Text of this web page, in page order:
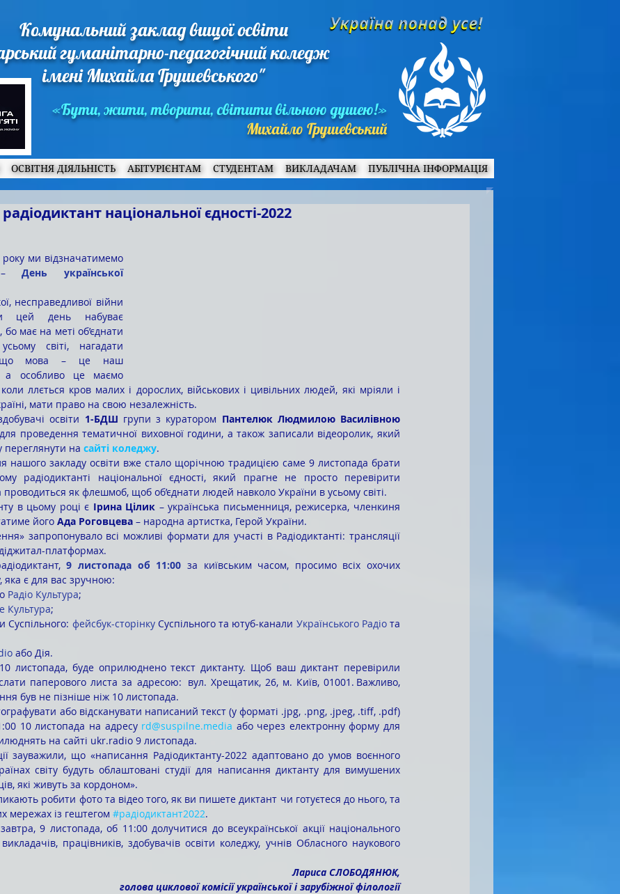
Комунальний заклад вищої освіти
гуманітарно-педагогічний коледж
імені Михайла Грушевського"
«Бути, жити, творити, світити вільною душею!»
Михайло Грушевський
ОСВІТНЯ ДІЯЛЬНІСТЬ АБІТУРІЄНТАМ СТУДЕНТАМ ВИКЛАДАЧАМ ПУБЛІЧНА ІНФОРМАЦІЯ
національної єдності-2022
– День української
цей день набуває
має на меті об’єднати
світі, нагадати
що мова – це наш
а особливо це маємо
ллється кров малих і дорослих, військових і цивільних людей, які мріяли і
мати право на свою незалежність.
освіти
1-БДШ групи з куратором Пантелюк Людмилою Василівною
проведення тематичної виховної години, а також записали відеоролик, який
переглянути на сайті коледжу.
радіодиктанті національної єдності, який прагне не просто перевірити
проводиться як флешмоб, щоб об’єднати людей навколо України в усьому світі.
в цьому році є Ірина Цілик – українська письменниця, режисерка, членкиня
його Ада Роговцева – народна артистка, Герой України.
платформах.
9 листопада об 11:00 за київським часом, просимо всіх охочих
яка є для вас зручною:
Радіо Культура;
Культура;
Суспільного: фейсбук-сторінку Суспільного та ютуб-канали Українського Радіо
або Дія.
паперового листа за адресою:  вул. Хрещатик, 26, м. Київ, 01001. Важливо,
був не пізніше ніж 10 листопада.
10 листопада на адресу rd@suspilne.media або через електронну форму для
на сайті ukr.radio 9 листопада.
світу будуть облаштовані студії для написання диктанту для вимушених
які живуть за кордоном».
мережах із гештегом #радіодиктант2022.
працівників, здобувачів освіти коледжу, учнів Обласного наукового
Лариса СЛОБОДЯНЮК,
голова циклової комісії української і зарубіжної філології